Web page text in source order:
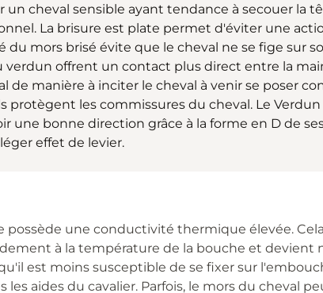
un cheval sensible ayant tendance à secouer la
La brisure est plate permet d'éviter une
du mors brisé évite que le cheval ne se fige sur
verdun offrent un contact plus direct entre la
de manière à inciter le cheval à venir se poser
protègent les commissures du cheval. Le
une bonne direction grâce à la forme en D de
effet de levier.
possède une conductivité thermique élevée.
à la température de la bouche et devient
est moins susceptible de se fixer sur
aides du cavalier. Parfois, le mors du cheval